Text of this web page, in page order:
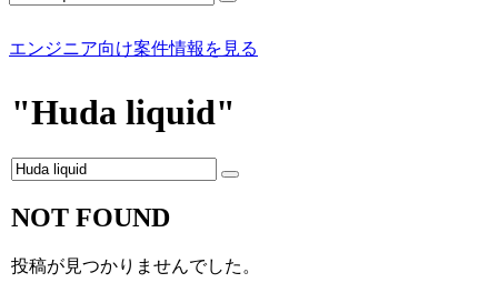
エンジニア向け案件情報を見る
"Huda liquid"
NOT FOUND
投稿が見つかりませんでした。